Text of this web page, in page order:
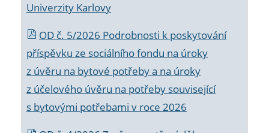
Univerzity Karlovy
OD č. 5/2026 Podrobnosti k poskytování
příspěvku ze sociálního fondu na úroky
z úvěru na bytové potřeby a na úroky
z účelového úvěru na potřeby související
s bytovými potřebami v roce 2026